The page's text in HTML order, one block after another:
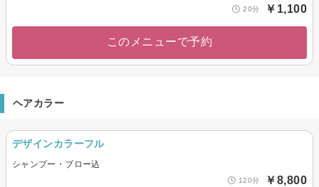
20分 ￥1,100
このメニューで予約
ヘアカラー
デザインカラーフル
シャンプー・ブロー込
120分 ￥8,800